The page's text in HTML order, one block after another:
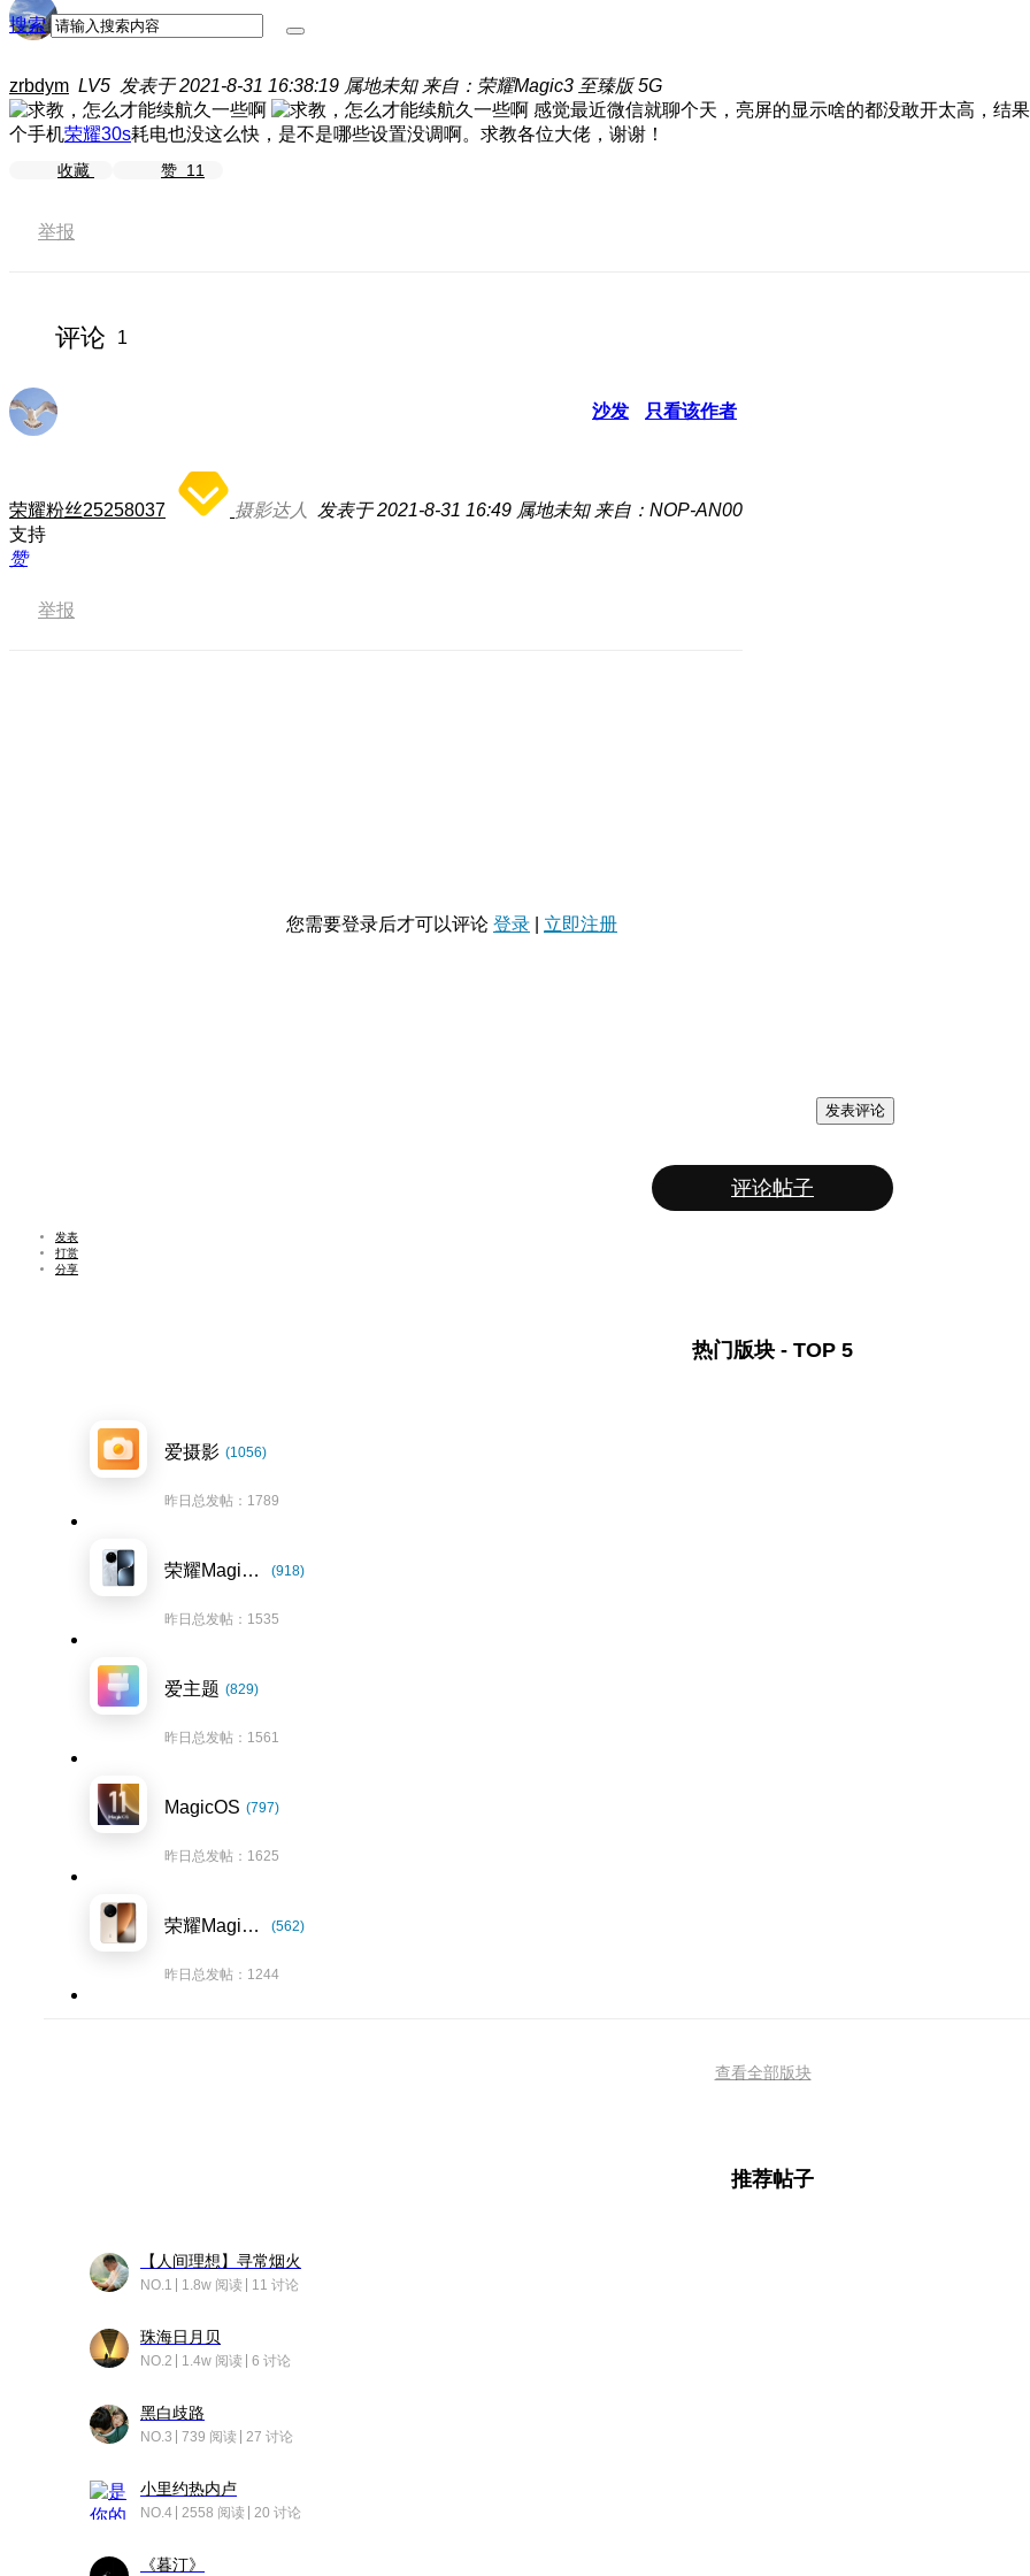
搜索
zrbdym LV5 发表于 2021-8-31 16:38:19 属地未知 来自：荣耀Magic3 至臻版 5G
感觉最近微信就聊个天，亮屏的显示啥的都没敢开太高，结
个手机荣耀30s耗电也没这么快，是不是哪些设置没调啊。求教各位大佬，谢谢！
收藏 赞 11
举报
评论 1
沙发 只看该作者
荣耀粉丝25258037 摄影达人 发表于 2021-8-31 16:49 属地未知 来自：NOP-AN00
支持
赞
举报
您需要登录后才可以评论 登录 立即注册
发表评论
评论帖子
发表
打赏
分享
热门版块 - TOP 5
爱摄影 (1056)
昨日总发帖：1789
荣耀Magic7系列 (918)
昨日总发帖：1535
爱主题 (829)
昨日总发帖：1561
MagicOS (797)
昨日总发帖：1625
荣耀Magic8系列 (562)
昨日总发帖：1244
查看全部版块
推荐帖子
【人间理想】寻常烟火
NO.1 1.8w 阅读 11 讨论
珠海日月贝
NO.2 1.4w 阅读 6 讨论
黑白歧路
NO.3 739 阅读 27 讨论
小里约热内卢
NO.4 2558 阅读 20 讨论
《暮汀》